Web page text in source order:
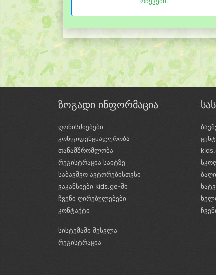
ზოგადი ინფორმაცია
ღონისძიებები
კონფიდენციალურობა
თანამშრომლობა
რეგისტრაცია საიტზე
საბავშვო ავტორებისთვსი
ვაკანსიები kids.ge-ში
ჩვენი ღირებულებები
კონტაქტი
სისტემაში შესვლა
რეგისტრაცია